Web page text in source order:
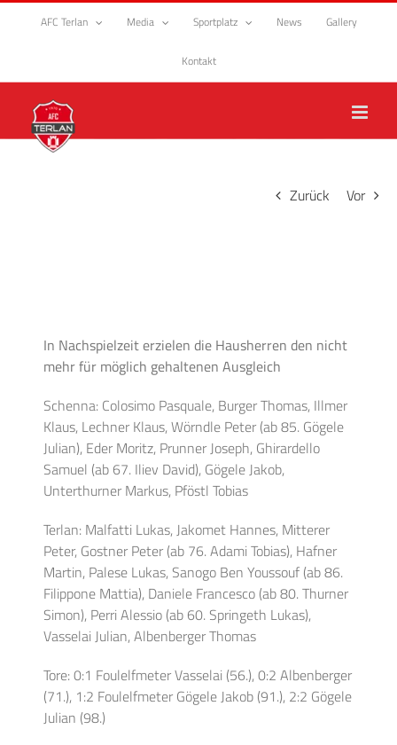
Zum
AFC Terlan Media Sportplatz News Gallery
Kontakt
Zurück Vor
In Nachspielzeit erzielen die Hausherren den nicht
mehr für möglich gehaltenen Ausgleich
Schenna: Colosimo Pasquale, Burger Thomas, Illmer
Klaus, Lechner Klaus, Wörndle Peter (ab 85. Gögele
Julian), Eder Moritz, Prunner Joseph, Ghirardello
Samuel (ab 67. Iliev David), Gögele Jakob,
Unterthurner Markus, Pföstl Tobias
Terlan: Malfatti Lukas, Jakomet Hannes, Mitterer
Peter, Gostner Peter (ab 76. Adami Tobias), Hafner
Martin, Palese Lukas, Sanogo Ben Youssouf (ab 86.
Filippone Mattia), Daniele Francesco (ab 80. Thurner
Simon), Perri Alessio (ab 60. Springeth Lukas),
Vasselai Julian, Albenberger Thomas
Tore: 0:1 Foulelfmeter Vasselai (56.), 0:2 Albenberger
(71.), 1:2 Foulelfmeter Gögele Jakob (91.), 2:2 Gögele
Julian (98.)